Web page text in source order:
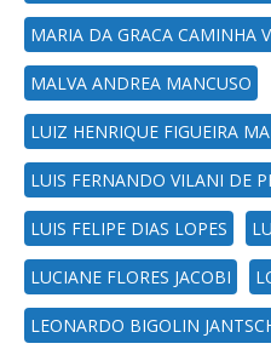
MARIA DA GRACA CAMINHA
MALVA ANDREA MANCUSO
LUIZ HENRIQUE FIGUEIRA
LUIS FERNANDO VILANI DE
LUIS FELIPE DIAS LOPES
LUCIANE FLORES JACOBI
LEONARDO BIGOLIN